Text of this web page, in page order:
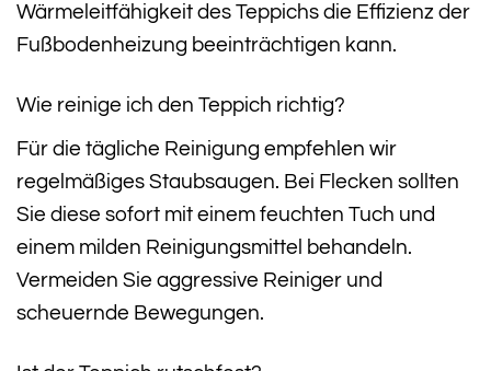
Wärmeleitfähigkeit des Teppichs die Effizienz der
Fußbodenheizung beeinträchtigen kann.
Wie reinige ich den Teppich richtig?
Für die tägliche Reinigung empfehlen wir
regelmäßiges Staubsaugen. Bei Flecken sollten
Sie diese sofort mit einem feuchten Tuch und
einem milden Reinigungsmittel behandeln.
Vermeiden Sie aggressive Reiniger und
scheuernde Bewegungen.